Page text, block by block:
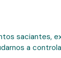
saciantes,
a